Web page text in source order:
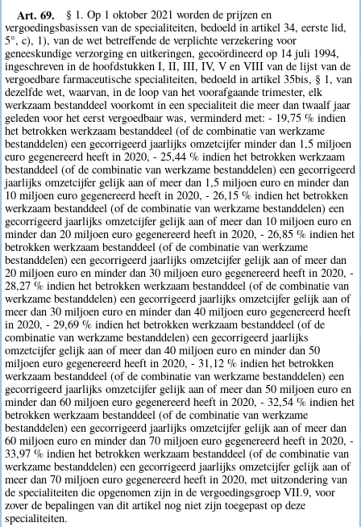
Art. 69.
§ 1. Op 1 oktober 2021 worden de prijzen en
vergoedingsbasissen van de specialiteiten, bedoeld in artikel 34, eerste lid,
5°, c), 1), van de wet betreffende de verplichte verzekering voor
geneeskundige verzorging en uitkeringen, gecoördineerd op 14 juli 1994,
ingeschreven in de hoofdstukken I, II, III, IV, V en VIII van de lijst van de
vergoedbare farmaceutische specialiteiten, bedoeld in artikel 35bis, § 1, van
dezelfde wet, waarvan, in de loop van het voorafgaande trimester, elk
werkzaam bestanddeel voorkomt in een specialiteit die meer dan twaalf jaar
geleden voor het eerst vergoedbaar was, verminderd met: - 19,75 % indien
het betrokken werkzaam bestanddeel (of de combinatie van werkzame
bestanddelen) een gecorrigeerd jaarlijks omzetcijfer minder dan 1,5 miljoen
euro gegenereerd heeft in 2020, - 25,44 % indien het betrokken werkzaam
bestanddeel (of de combinatie van werkzame bestanddelen) een gecorrigeerd
jaarlijks omzetcijfer gelijk aan of meer dan 1,5 miljoen euro en minder dan
10 miljoen euro gegenereerd heeft in 2020, - 26,15 % indien het betrokken
werkzaam bestanddeel (of de combinatie van werkzame bestanddelen) een
gecorrigeerd jaarlijks omzetcijfer gelijk aan of meer dan 10 miljoen euro en
minder dan 20 miljoen euro gegenereerd heeft in 2020, - 26,85 % indien het
betrokken werkzaam bestanddeel (of de combinatie van werkzame
bestanddelen) een gecorrigeerd jaarlijks omzetcijfer gelijk aan of meer dan
20 miljoen euro en minder dan 30 miljoen euro gegenereerd heeft in 2020, -
28,27 % indien het betrokken werkzaam bestanddeel (of de combinatie van
werkzame bestanddelen) een gecorrigeerd jaarlijks omzetcijfer gelijk aan of
meer dan 30 miljoen euro en minder dan 40 miljoen euro gegenereerd heeft
in 2020, - 29,69 % indien het betrokken werkzaam bestanddeel (of de
combinatie van werkzame bestanddelen) een gecorrigeerd jaarlijks
omzetcijfer gelijk aan of meer dan 40 miljoen euro en minder dan 50
miljoen euro gegenereerd heeft in 2020, - 31,12 % indien het betrokken
werkzaam bestanddeel (of de combinatie van werkzame bestanddelen) een
gecorrigeerd jaarlijks omzetcijfer gelijk aan of meer dan 50 miljoen euro en
minder dan 60 miljoen euro gegenereerd heeft in 2020, - 32,54 % indien het
betrokken werkzaam bestanddeel (of de combinatie van werkzame
bestanddelen) een gecorrigeerd jaarlijks omzetcijfer gelijk aan of meer dan
60 miljoen euro en minder dan 70 miljoen euro gegenereerd heeft in 2020, -
33,97 % indien het betrokken werkzaam bestanddeel (of de combinatie van
werkzame bestanddelen) een gecorrigeerd jaarlijks omzetcijfer gelijk aan of
meer dan 70 miljoen euro gegenereerd heeft in 2020, met uitzondering van
de specialiteiten die opgenomen zijn in de vergoedingsgroep VII.9, voor
zover de bepalingen van dit artikel nog niet zijn toegepast op deze
specialiteiten.